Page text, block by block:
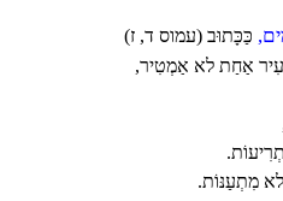
כַּכָּתוּב (עמוס ד, ז)
אַחַת לא אַמְטִיר,
מִתְעַנּוֹת.